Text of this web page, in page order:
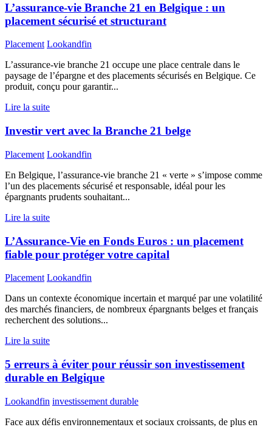
L’assurance-vie Branche 21 en Belgique : un
placement sécurisé et structurant
Placement Lookandfin
L’assurance-vie branche 21 occupe une place centrale dans le
paysage de l’épargne et des placements sécurisés en Belgique. Ce
produit, conçu pour garantir...
Lire la suite
Investir vert avec la Branche 21 belge
Placement Lookandfin
En Belgique, l’assurance-vie branche 21 « verte » s’impose comme
l’un des placements sécurisé et responsable, idéal pour les
épargnants prudents souhaitant...
Lire la suite
L’Assurance-Vie en Fonds Euros : un placement
fiable pour protéger votre capital
Placement Lookandfin
Dans un contexte économique incertain et marqué par une volatilité
des marchés financiers, de nombreux épargnants belges et français
recherchent des solutions...
Lire la suite
5 erreurs à éviter pour réussir son investissement
durable en Belgique
Lookandfin investissement durable
Face aux défis environnementaux et sociaux croissants, de plus en